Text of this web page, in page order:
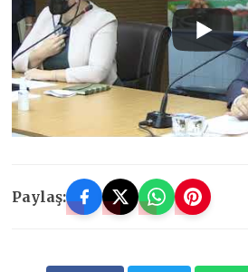
Paylaş: